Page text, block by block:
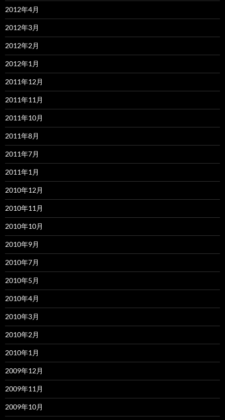
2012年4月
2012年3月
2012年2月
2012年1月
2011年12月
2011年11月
2011年10月
2011年8月
2011年7月
2011年1月
2010年12月
2010年11月
2010年10月
2010年9月
2010年7月
2010年5月
2010年4月
2010年3月
2010年2月
2010年1月
2009年12月
2009年11月
2009年10月